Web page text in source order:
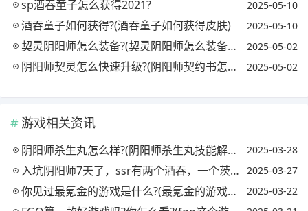
sp酒吞童子怎么获得2021? 2025-05-10
酒吞童子如何获得?(酒吞童子如何获得皮肤) 2025-05-10
契灵阴阳师怎么装备?(契灵阴阳师怎么装备式神) 2025-05-02
阴阳师契灵怎么快速升级?(阴阳师契约书怎么召唤) 2025-05-02
游戏相关资讯
阴阳师杀生丸怎么样?(阴阳师杀生丸技能解析) 2025-03-28
入坑阴阳师7天了，ssr有两个酒吞，一个茨木，一个鬼童丸.到底该先培养嘛哪个好呢? 2025-03-27
你见过最氪金的游戏是什么?(最氪金的游戏排行) 2025-03-22